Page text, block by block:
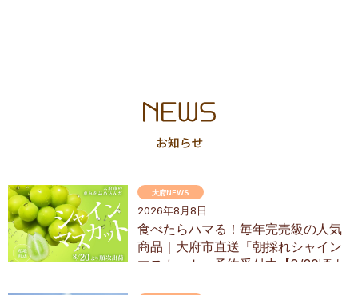
2026年8月8日
食べたらハマる！毎年完売級の人気
商品｜大府市直送「朝採れシャイン
マスカット」予約受付中【8/20頃よ
大府NEWS